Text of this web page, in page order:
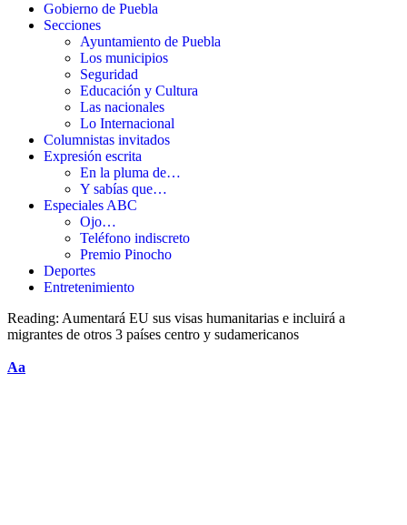
Gobierno de Puebla
Secciones
Ayuntamiento de Puebla
Los municipios
Seguridad
Educación y Cultura
Las nacionales
Lo Internacional
Columnistas invitados
Expresión escrita
En la pluma de…
Y sabías que…
Especiales ABC
Ojo…
Teléfono indiscreto
Premio Pinocho
Deportes
Entretenimiento
Reading: Aumentará EU sus visas humanitarias e incluirá a
migrantes de otros 3 países centro y sudamericanos
Aa